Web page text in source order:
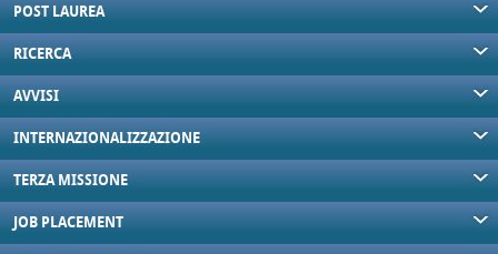
POST LAUREA
RICERCA
AVVISI
INTERNAZIONALIZZAZIONE
TERZA MISSIONE
JOB PLACEMENT